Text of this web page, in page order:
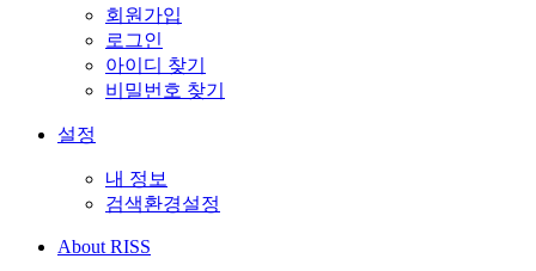
회원가입
로그인
아이디 찾기
비밀번호 찾기
설정
내 정보
검색환경설정
About RISS